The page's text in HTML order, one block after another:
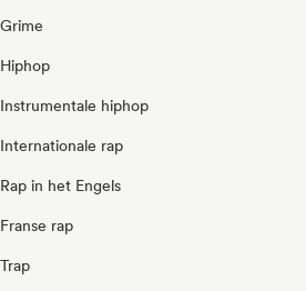
hiphop
rap
in het Engels
rap